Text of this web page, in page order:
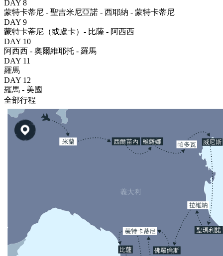
DAY 8
蒙特卡蒂尼 - 聖吉米尼亞諾 - 西耶納 - 蒙特卡蒂尼
DAY 9
蒙特卡蒂尼（或盧卡）- 比薩 - 阿西西
DAY 10
阿西西 - 奧爾維耶托 - 羅馬
DAY 11
羅馬
DAY 12
羅馬 - 美國
全部行程